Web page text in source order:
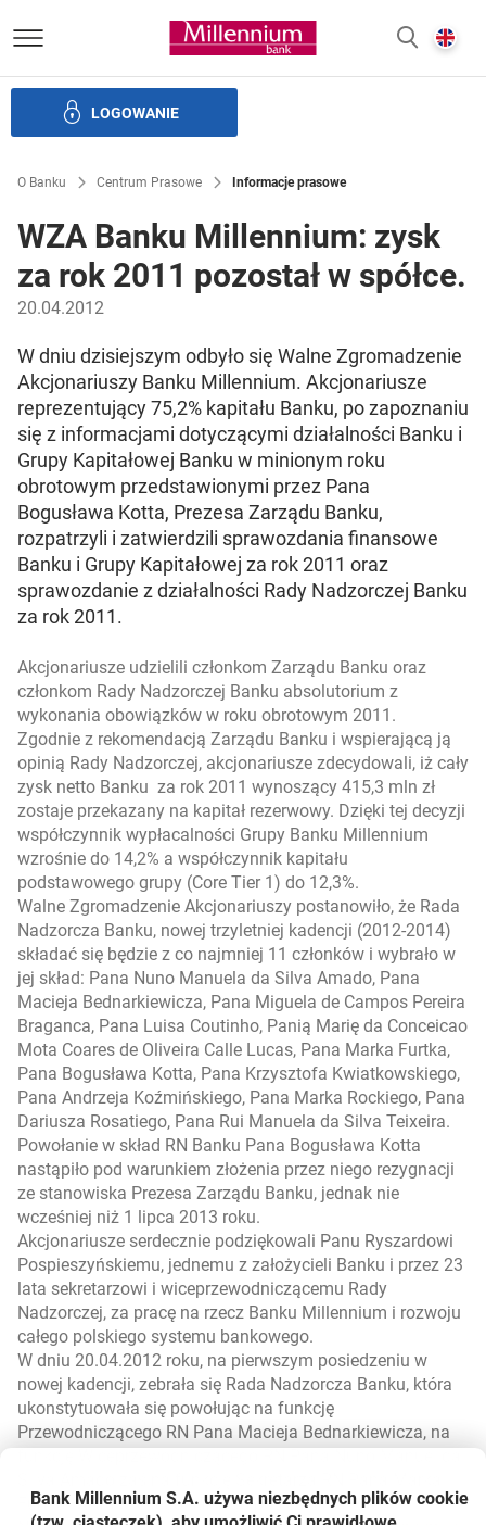
Bank Millennium homepage
LOGOWANIE
O Banku Centrum Prasowe Informacje prasowe
WZA Banku Millennium: zysk
za rok 2011 pozostał w spółce.
20.04.2012
W dniu dzisiejszym odbyło się Walne Zgromadzenie
Akcjonariuszy Banku Millennium. Akcjonariusze
reprezentujący 75,2% kapitału Banku, po zapoznaniu
się z informacjami dotyczącymi działalności Banku i
Grupy Kapitałowej Banku w minionym roku
obrotowym przedstawionymi przez Pana
Bogusława Kotta, Prezesa Zarządu Banku,
rozpatrzyli i zatwierdzili sprawozdania finansowe
Banku i Grupy Kapitałowej za rok 2011 oraz
sprawozdanie z działalności Rady Nadzorczej Banku
za rok 2011.
Akcjonariusze udzielili członkom Zarządu Banku oraz
członkom Rady Nadzorczej Banku absolutorium z
wykonania obowiązków w roku obrotowym 2011.
Zgodnie z rekomendacją Zarządu Banku i wspierającą ją
opinią Rady Nadzorczej, akcjonariusze zdecydowali, iż cały
zysk netto Banku za rok 2011 wynoszący 415,3 mln zł
zostaje przekazany na kapitał rezerwowy. Dzięki tej decyzji
współczynnik wypłacalności Grupy Banku Millennium
wzrośnie do 14,2% a współczynnik kapitału
podstawowego grupy (Core Tier 1) do 12,3%.
Walne Zgromadzenie Akcjonariuszy postanowiło, że Rada
Nadzorcza Banku, nowej trzyletniej kadencji (2012-2014)
składać się będzie z co najmniej 11 członków i wybrało w
jej skład: Pana Nuno Manuela da Silva Amado, Pana
Macieja Bednarkiewicza, Pana Miguela de Campos Pereira
Braganca, Pana Luisa Coutinho, Panią Marię da Conceicao
Mota Coares de Oliveira Calle Lucas, Pana Marka Furtka,
Pana Bogusława Kotta, Pana Krzysztofa Kwiatkowskiego,
Pana Andrzeja Koźmińskiego, Pana Marka Rockiego, Pana
Dariusza Rosatiego, Pana Rui Manuela da Silva Teixeira.
Powołanie w skład RN Banku Pana Bogusława Kotta
nastąpiło pod warunkiem złożenia przez niego rezygnacji
ze stanowiska Prezesa Zarządu Banku, jednak nie
wcześniej niż 1 lipca 2013 roku.
Akcjonariusze serdecznie podziękowali Panu Ryszardowi
Pospieszyńskiemu, jednemu z założycieli Banku i przez 23
lata sekretarzowi i wiceprzewodniczącemu Rady
Nadzorczej, za pracę na rzecz Banku Millennium i rozwoju
całego polskiego systemu bankowego.
W dniu 20.04.2012 roku, na pierwszym posiedzeniu w
nowej kadencji, zebrała się Rada Nadzorcza Banku, która
ukonstytuowała się powołując na funkcję
Przewodniczącego RN Pana Macieja Bednarkiewicza, na
Furtka. W trakcie tego samego posiedzenia Rada
Bank Millennium S.A. używa niezbędnych plików cookie